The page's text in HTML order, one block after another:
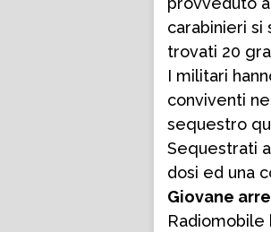
carabinieri si
trovati 20
I militari
conviventi
sequestro
Sequestrati
dosi ed una
Giovane
Radiomobile